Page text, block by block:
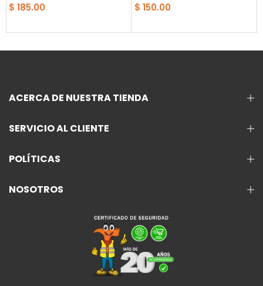
$ 185.00 $ 150.00
ACERCA DE NUESTRA TIENDA
SERVICIO AL CLIENTE
POLÍTICAS
NOSOTROS